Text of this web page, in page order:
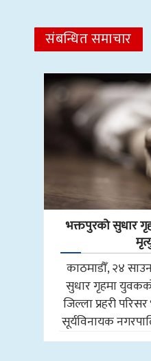
संबन्धित समाचार
भक्तपुरको सुधार
काठमाडौँ, २४
सुधार गृहमा
जिल्ला प्रहरी
सूर्यविनायक